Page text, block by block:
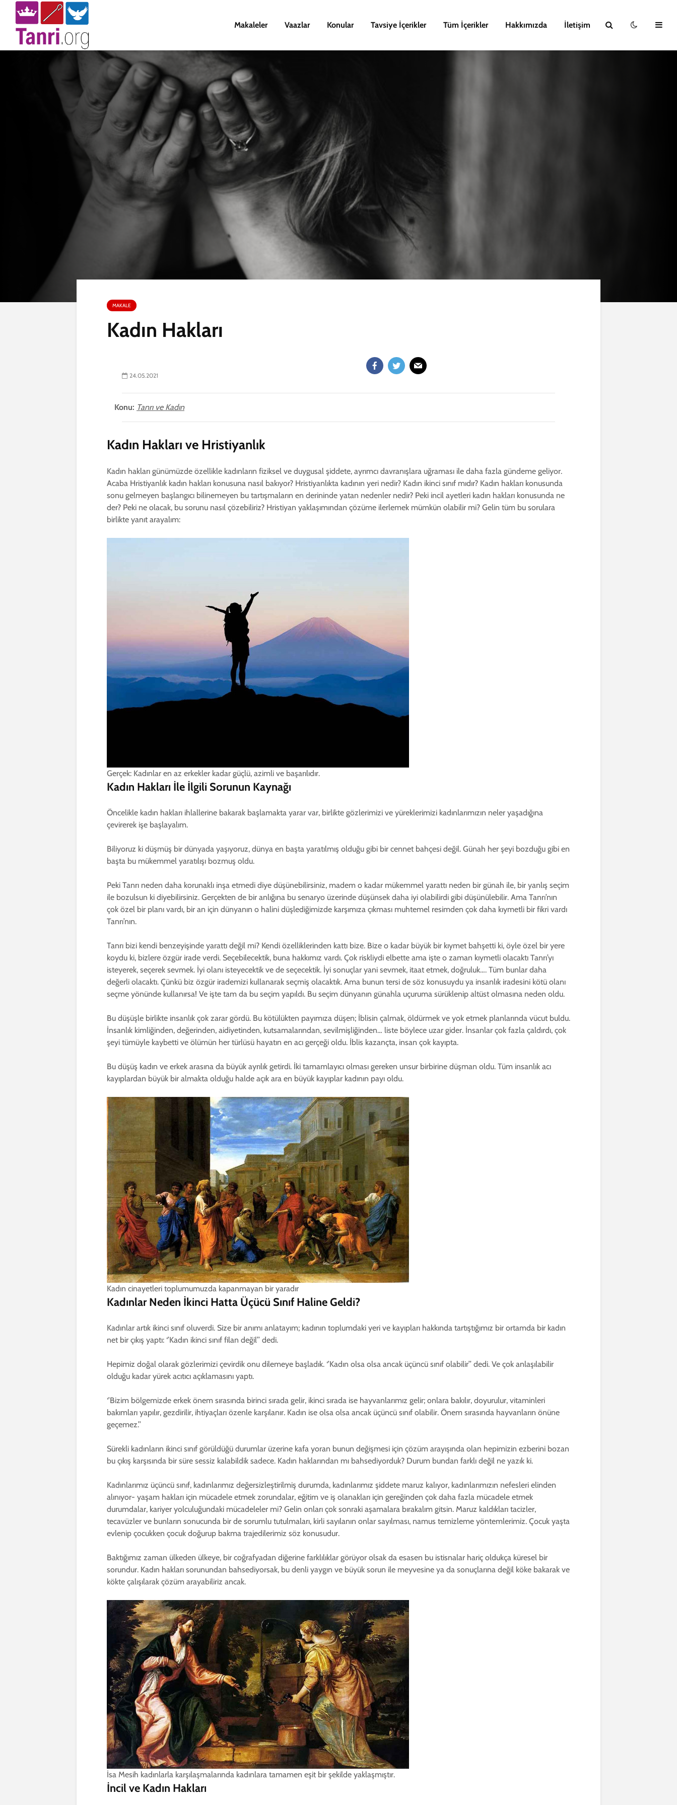
Makaleler Vaazlar Konular Tavsiye İçerikler Tüm İçerikler Hakkımızda İletişim
MAKALE
Kadın Hakları
24.05.2021
Konu: Tanrı ve Kadın
Kadın Hakları ve Hristiyanlık
Kadın hakları günümüzde özellikle kadınların fiziksel ve duygusal şiddete, ayrımcı davranışlara uğraması ile daha fazla gündeme geliyor.
Acaba Hristiyanlık kadın hakları konusuna nasıl bakıyor? Hristiyanlıkta kadının yeri nedir? Kadın ikinci sınıf mıdır? Kadın hakları konusunda
sonu gelmeyen başlangıcı bilinemeyen bu tartışmaların en derininde yatan nedenler nedir? Peki incil ayetleri kadın hakları konusunda ne
der? Peki ne olacak, bu sorunu nasıl çözebiliriz? Hristiyan yaklaşımından çözüme ilerlemek mümkün olabilir mi? Gelin tüm bu sorulara
birlikte yanıt arayalım:
Gerçek: Kadınlar en az erkekler kadar güçlü, azimli ve başarılıdır.
Kadın Hakları İle İlgili Sorunun Kaynağı
Öncelikle kadın hakları ihlallerine bakarak başlamakta yarar var, birlikte gözlerimizi ve yüreklerimizi kadınlarımızın neler yaşadığına
çevirerek işe başlayalım.
Biliyoruz ki düşmüş bir dünyada yaşıyoruz, dünya en başta yaratılmış olduğu gibi bir cennet bahçesi değil. Günah her şeyi bozduğu gibi en
başta bu mükemmel yaratılışı bozmuş oldu.
Peki Tanrı neden daha korunaklı inşa etmedi diye düşünebilirsiniz, madem o kadar mükemmel yarattı neden bir günah ile, bir yanlış seçim
ile bozulsun ki diyebilirsiniz. Gerçekten de bir anlığına bu senaryo üzerinde düşünsek daha iyi olabilirdi gibi düşünülebilir. Ama Tanrı’nın
çok özel bir planı vardı, bir an için dünyanın o halini düşlediğimizde karşımıza çıkması muhtemel resimden çok daha kıymetli bir fikri vardı
Tanrı’nın.
Tanrı bizi kendi benzeyişinde yarattı değil mi? Kendi özelliklerinden kattı bize. Bize o kadar büyük bir kıymet bahşetti ki, öyle özel bir yere
koydu ki, bizlere özgür irade verdi. Seçebilecektik, buna hakkımız vardı. Çok riskliydi elbette ama işte o zaman kıymetli olacaktı Tanrı’yı
isteyerek, seçerek sevmek. İyi olanı isteyecektik ve de seçecektik. İyi sonuçlar yani sevmek, itaat etmek, doğruluk…. Tüm bunlar daha
değerli olacaktı. Çünkü biz özgür irademizi kullanarak seçmiş olacaktık. Ama bunun tersi de söz konusuydu ya insanlık iradesini kötü olanı
seçme yönünde kullanırsa! Ve işte tam da bu seçim yapıldı. Bu seçim dünyanın günahla uçuruma sürüklenip altüst olmasına neden oldu.
Bu düşüşle birlikte insanlık çok zarar gördü. Bu kötülükten payımıza düşen; İblisin çalmak, öldürmek ve yok etmek planlarında vücut buldu.
İnsanlık kimliğinden, değerinden, aidiyetinden, kutsamalarından, sevilmişliğinden… liste böylece uzar gider. İnsanlar çok fazla çaldırdı, çok
şeyi tümüyle kaybetti ve ölümün her türlüsü hayatın en acı gerçeği oldu. İblis kazançta, insan çok kayıpta.
Bu düşüş kadın ve erkek arasına da büyük ayrılık getirdi. İki tamamlayıcı olması gereken unsur birbirine düşman oldu. Tüm insanlık acı
kayıplardan büyük bir almakta olduğu halde açık ara en büyük kayıplar kadının payı oldu.
Kadın cinayetleri toplumumuzda kapanmayan bir yaradır
Kadınlar Neden İkinci Hatta Üçücü Sınıf Haline Geldi?
Kadınlar artık ikinci sınıf oluverdi. Size bir anımı anlatayım; kadının toplumdaki yeri ve kayıpları hakkında tartıştığımız bir ortamda bir kadın
net bir çıkış yaptı: ‘’Kadın ikinci sınıf filan değil’’ dedi.
Hepimiz doğal olarak gözlerimizi çevirdik onu dilemeye başladık. ‘’Kadın olsa olsa ancak üçüncü sınıf olabilir’’ dedi. Ve çok anlaşılabilir
olduğu kadar yürek acıtıcı açıklamasını yaptı.
‘’Bizim bölgemizde erkek önem sırasında birinci sırada gelir, ikinci sırada ise hayvanlarımız gelir; onlara bakılır, doyurulur, vitaminleri
bakımları yapılır, gezdirilir, ihtiyaçları özenle karşılanır. Kadın ise olsa olsa ancak üçüncü sınıf olabilir. Önem sırasında hayvanların önüne
geçemez.’’
Sürekli kadınların ikinci sınıf görüldüğü durumlar üzerine kafa yoran bunun değişmesi için çözüm arayışında olan hepimizin ezberini bozan
bu çıkış karşısında bir süre sessiz kalabildik sadece. Kadın haklarından mı bahsediyorduk? Durum bundan farklı değil ne yazık ki.
Kadınlarımız üçüncü sınıf, kadınlarımız değersizleştirilmiş durumda, kadınlarımız şiddete maruz kalıyor, kadınlarımızın nefesleri elinden
alınıyor- yaşam hakları için mücadele etmek zorundalar, eğitim ve iş olanakları için gereğinden çok daha fazla mücadele etmek
durumdalar, kariyer yolculuğundaki mücadeleler mi? Gelin onları çok sonraki aşamalara bırakalım gitsin. Maruz kaldıkları tacizler,
tecavüzler ve bunların sonucunda bir de sorumlu tutulmaları, kirli sayılanın onlar sayılması, namus temizleme yöntemlerimiz. Çocuk yaşta
evlenip çocukken çocuk doğurup bakma trajedilerimiz söz konusudur.
Baktığımız zaman ülkeden ülkeye, bir coğrafyadan diğerine farklılıklar görüyor olsak da esasen bu istisnalar hariç oldukça küresel bir
sorundur. Kadın hakları sorunundan bahsediyorsak, bu denli yaygın ve büyük sorun ile meyvesine ya da sonuçlarına değil köke bakarak ve
kökte çalışılarak çözüm arayabiliriz ancak.
İsa Mesih kadınlarla karşılaşmalarında kadınlara tamamen eşit bir şekilde yaklaşmıştır.
İncil ve Kadın Hakları